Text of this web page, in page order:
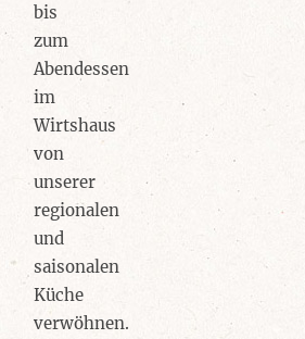
bis
zum
Abendessen
im
Wirtshaus
von
unserer
regionalen
und
saisonalen
Küche
verwöhnen.